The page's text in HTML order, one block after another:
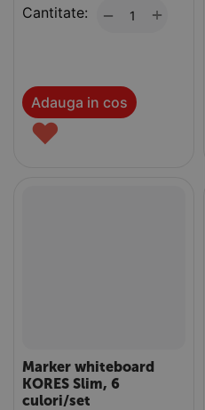
Cantitate:
+
−
Adauga in cos
♥
Marker whiteboard
KORES Slim, 6
culori/set